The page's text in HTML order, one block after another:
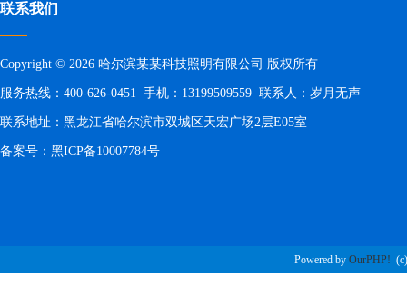
联系我们
Copyright © 2026 哈尔滨某某科技照明有限公司 版权所有
服务热线：400-626-0451 手机：13199509559 联系人：岁月无声
联系地址：黑龙江省哈尔滨市双城区天宏广场2层E05室
备案号： 黑ICP备10007784号
Powered by OurPHP!